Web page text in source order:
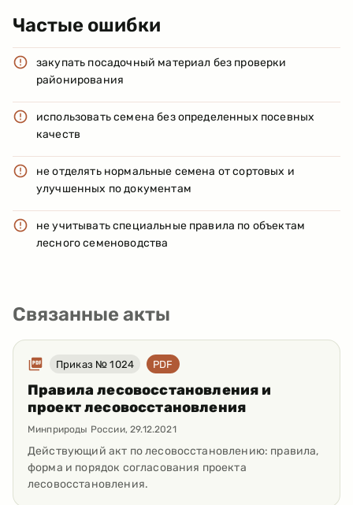
Частые ошибки
закупать посадочный материал без проверки
районирования
использовать семена без определенных посевных
качеств
не отделять нормальные семена от сортовых и
улучшенных по документам
не учитывать специальные правила по объектам
лесного семеноводства
Связанные акты
Приказ № 1024 PDF
Правила лесовосстановления и
проект лесовосстановления
Минприроды России,29.12.2021
Действующий акт по лесовосстановлению: правила,
форма и порядок согласования проекта
лесовосстановления.